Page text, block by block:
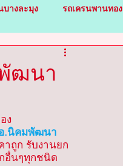
บางละมุง รถเครนพานทอง
ชสาส์น
ฒนา
ง
.นิคมพัฒนา
าถูก รับงานยก
อื่นๆทุกชนิด